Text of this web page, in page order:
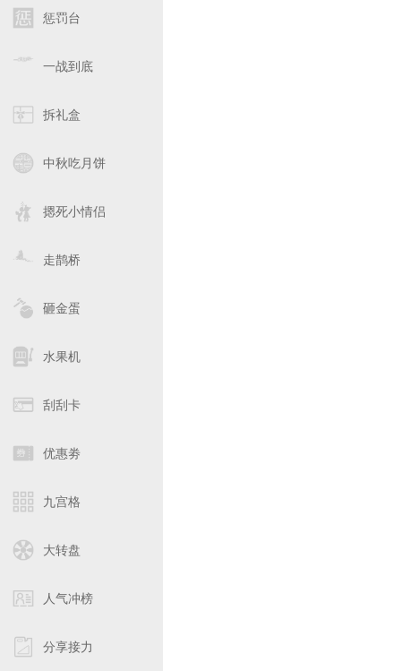
惩罚台
一战到底
拆礼盒
中秋吃月饼
摁死小情侣
走鹊桥
砸金蛋
水果机
刮刮卡
优惠劵
九宫格
大转盘
人气冲榜
分享接力